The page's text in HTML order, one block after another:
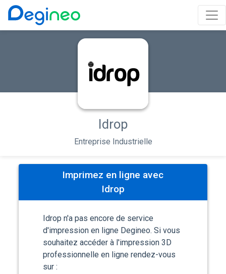
Idrop
Entreprise Industrielle
Imprimez en ligne avec
Idrop
Idrop n'a pas encore de service
d'impression en ligne Degineo. Si vous
souhaitez accéder à l'impression 3D
professionnelle en ligne rendez-vous
sur :